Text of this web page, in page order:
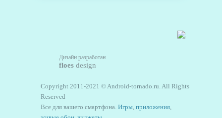
Дизайн разработан
floes design
Copyright 2011-2021 © Android-tornado.ru. All Rights
Reserved
Все для вашего смартфона. Игры, приложения,